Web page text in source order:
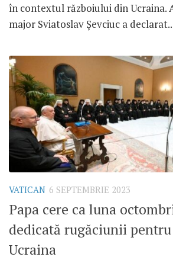
în contextul războiului din Ucraina.
major Sviatoslav Șevciuc a
VATICAN 6 SEPTEMBRIE 2023
Papa cere ca luna
dedicată rugăciunii
Ucraina